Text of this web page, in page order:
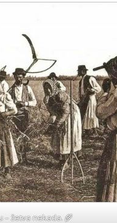
– žetva nekada. 🌾